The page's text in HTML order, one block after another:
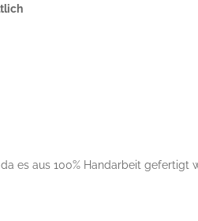
es aus 100% Handarbeit gefertigt